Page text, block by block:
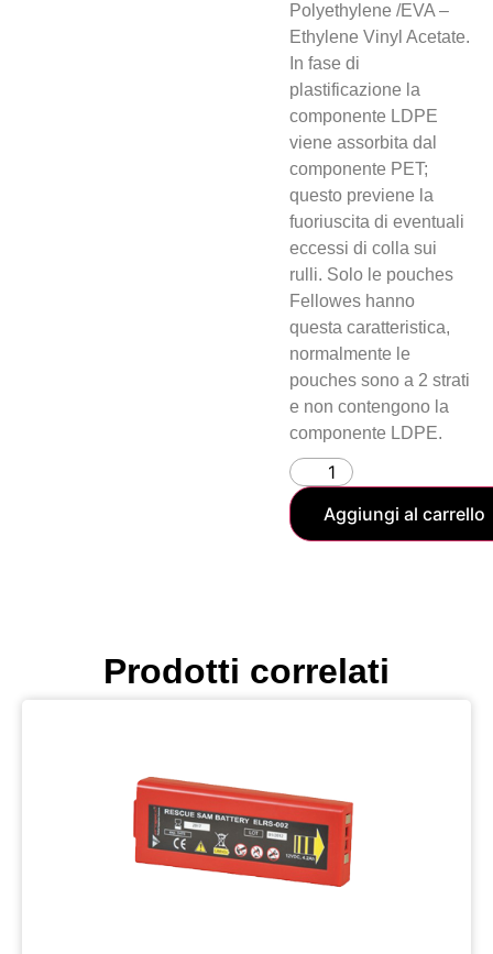
Polyethylene /EVA –
Ethylene Vinyl Acetate.
In fase di
plastificazione la
componente LDPE
viene assorbita dal
componente PET;
questo previene la
fuoriuscita di eventuali
eccessi di colla sui
rulli. Solo le pouches
Fellowes hanno
questa caratteristica,
normalmente le
pouches sono a 2 strati
e non contengono la
componente LDPE.
Aggiungi al carrello
Prodotti correlati